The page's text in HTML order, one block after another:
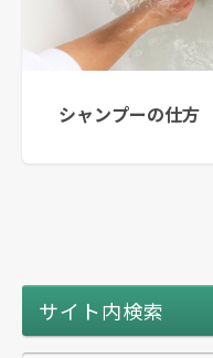
シャンプーの仕方
サイト内検索